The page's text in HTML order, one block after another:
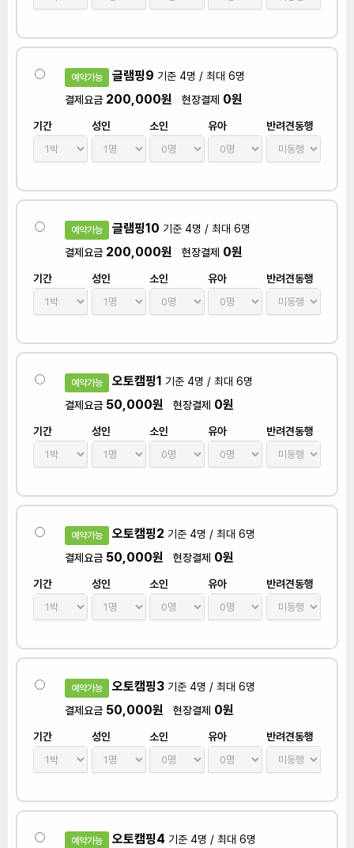
예약가능 글램핑9 기준 4명 / 최대 6명
결제요금 200,000원 현장결제 0원
기간 성인 소인 유아 반려견동행
예약가능 글램핑10 기준 4명 / 최대 6명
결제요금 200,000원 현장결제 0원
기간 성인 소인 유아 반려견동행
예약가능 오토캠핑1 기준 4명 / 최대 6명
결제요금 50,000원 현장결제 0원
기간 성인 소인 유아 반려견동행
예약가능 오토캠핑2 기준 4명 / 최대 6명
결제요금 50,000원 현장결제 0원
기간 성인 소인 유아 반려견동행
예약가능 오토캠핑3 기준 4명 / 최대 6명
결제요금 50,000원 현장결제 0원
기간 성인 소인 유아 반려견동행
예약가능 오토캠핑4 기준 4명 / 최대 6명